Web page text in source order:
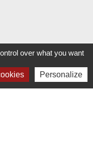
over what you want
Personalize